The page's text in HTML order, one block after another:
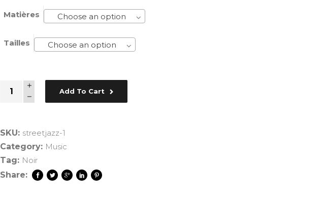
Matières Choose an option
Tailles Choose an option
Quantity
Add To Cart
SKU: streetjazz-1
Category: Music
Tag: Noir
Share: